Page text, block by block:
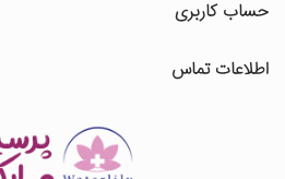
حساب کاربری
اطلاعات تماس